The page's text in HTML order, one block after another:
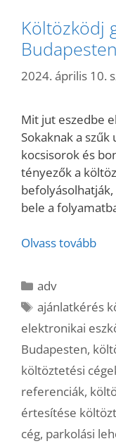
Költözködj
2024. április 10.
Mit jut eszedbe
Sokaknak a
kocsisorok és
tényezők a
bele a
Olvass tovább
Kategória
adv
Címkék
ajánlatkérés
elektronikai
Budapesten,
költöztetési
referenciák,
értesítése
cég, parkolási